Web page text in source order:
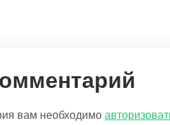
вам необходимо